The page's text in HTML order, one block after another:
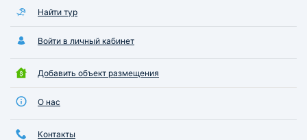
Найти тур
Войти в личный кабинет
Добавить объект размещения
О нас
Контакты